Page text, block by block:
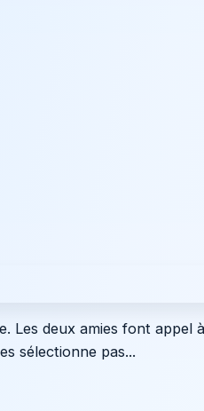
Les deux amies font appel
sélectionne pas...